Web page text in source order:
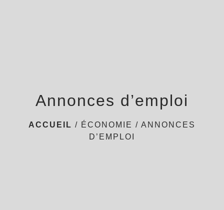
Annonces d’emploi
ACCUEIL / ÉCONOMIE / ANNONCES
D’EMPLOI